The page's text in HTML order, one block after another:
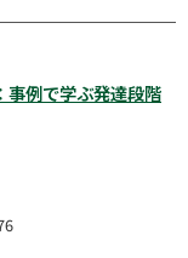
事例で学ぶ発達段階